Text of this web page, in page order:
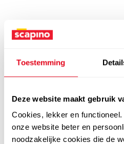
Toestemming
Deze website maakt gebruik
Cookies, lekker en
onze website beter en
noodzakelijke cookies die de